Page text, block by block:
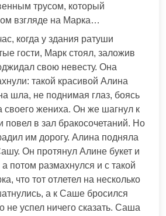
трусом, который
взгляде на Марка…
когда у здания ратуши
гости, Марк стоял, заложив
свою невесту. Она
такой красивой Алина
шла, не поднимая глаз, боясь
своего жениха. Он же шагнул к
повел в зал бракосочетаний. Но
им дорогу. Алина подняла
Он протянул Алине букет и
потом размахнулся и с такой
что тот отлетел на несколько
а к Саше бросился
не успел ничего сказать. Саша